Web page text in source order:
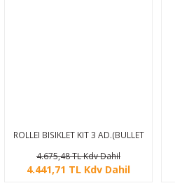
ROLLEI BISIKLET KIT 3 AD.(BULLET
4S 1080P)
4.675,48 TL Kdv Dahil
4.441,71 TL Kdv Dahil